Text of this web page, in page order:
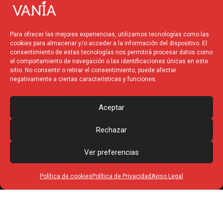
Para ofrecer las mejores experiencias, utilizamos tecnologías como las
cookies para almacenar y/o acceder a la información del dispositivo. El
consentimiento de estas tecnologías nos permitirá procesar datos como
el comportamiento de navegación o las identificaciones únicas en este
sitio. No consentir o retirar el consentimiento, puede afectar
negativamente a ciertas características y funciones.
Aceptar
Rechazar
Ver preferencias
Política de cookies Política de PrivacidadAviso Legal
l
o
p
e
b
o
o
k
i
t
t
e
r
a
g
r
a
m
Unión Europea – NextGenerationEU